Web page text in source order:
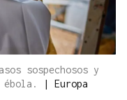
sospechosos y
ébola.
| Europa